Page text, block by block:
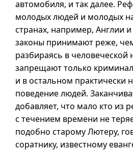
автомобиля, и так далее.
молодых людей и молодых
странах, например, Англии
законы принимают реже,
разбираясь в человеческой
запрещают только
и в остальном практически
поведение людей.
добавляет, что мало кто из
с течением времени не
подобно старому Лютеру,
соратнику, известному